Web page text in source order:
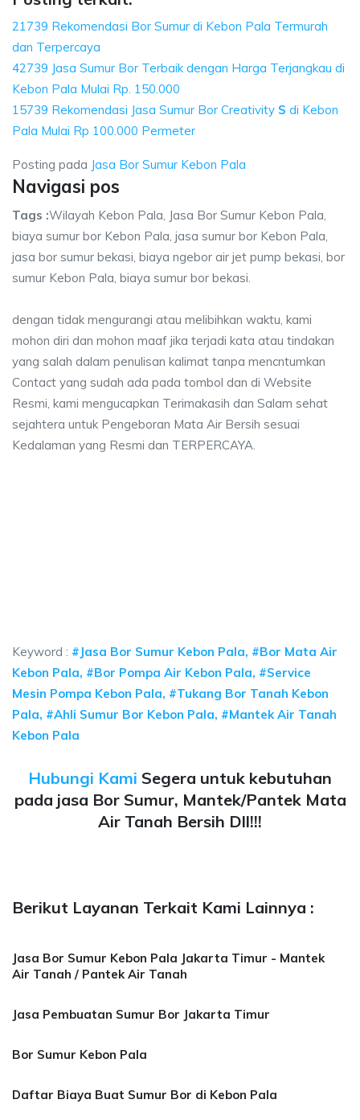
21739 Rekomendasi Bor Sumur di Kebon Pala Termurah
dan Terpercaya
42739 Jasa Sumur Bor Terbaik dengan Harga Terjangkau di
Kebon Pala Mulai Rp. 150.000
15739 Rekomendasi Jasa Sumur Bor Creativity S di Kebon
Pala Mulai Rp 100.000 Permeter
Posting pada Jasa Bor Sumur Kebon Pala
Navigasi pos
Tags :Wilayah Kebon Pala, Jasa Bor Sumur Kebon Pala,
biaya sumur bor Kebon Pala, jasa sumur bor Kebon Pala,
jasa bor sumur bekasi, biaya ngebor air jet pump bekasi, bor
sumur Kebon Pala, biaya sumur bor bekasi.
dengan tidak mengurangi atau melibihkan waktu, kami
mohon diri dan mohon maaf jika terjadi kata atau tindakan
yang salah dalam penulisan kalimat tanpa mencntumkan
Contact yang sudah ada pada tombol dan di Website
Resmi, kami mengucapkan Terimakasih dan Salam sehat
sejahtera untuk Pengeboran Mata Air Bersih sesuai
Kedalaman yang Resmi dan TERPERCAYA.
Keyword : #Jasa Bor Sumur Kebon Pala, #Bor Mata Air
Kebon Pala, #Bor Pompa Air Kebon Pala, #Service
Mesin Pompa Kebon Pala, #Tukang Bor Tanah Kebon
Pala, #Ahli Sumur Bor Kebon Pala, #Mantek Air Tanah
Kebon Pala
Hubungi Kami Segera untuk kebutuhan
pada jasa Bor Sumur, Mantek/Pantek Mata
Air Tanah Bersih Dll!!!
Berikut Layanan Terkait Kami Lainnya :
Jasa Bor Sumur Kebon Pala Jakarta Timur - Mantek
Air Tanah / Pantek Air Tanah
Jasa Pembuatan Sumur Bor Jakarta Timur
Bor Sumur Kebon Pala
Daftar Biaya Buat Sumur Bor di Kebon Pala